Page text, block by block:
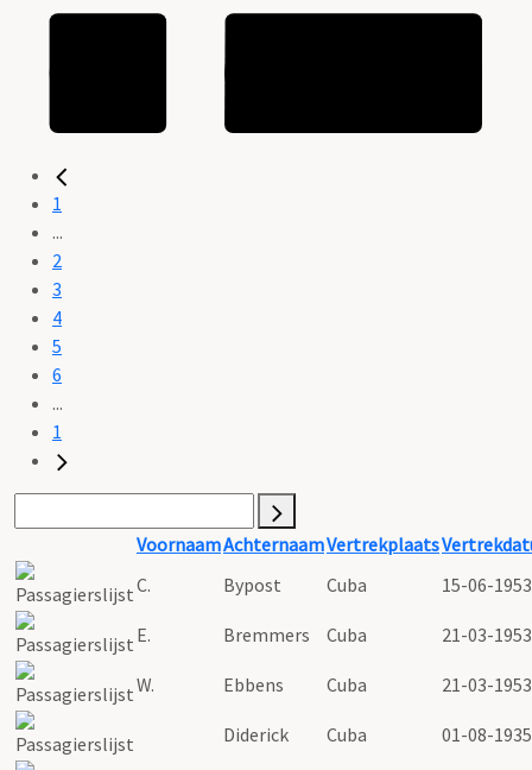
1
...
2
3
4
5
6
...
1
VoornaamAchternaamVertrekplaats
C.
Bypost Cuba 15-06-1953
E. Bremmers Cuba 21-03-1953
W. Ebbens Cuba 21-03-1953
Diderick Cuba 01-08-1935